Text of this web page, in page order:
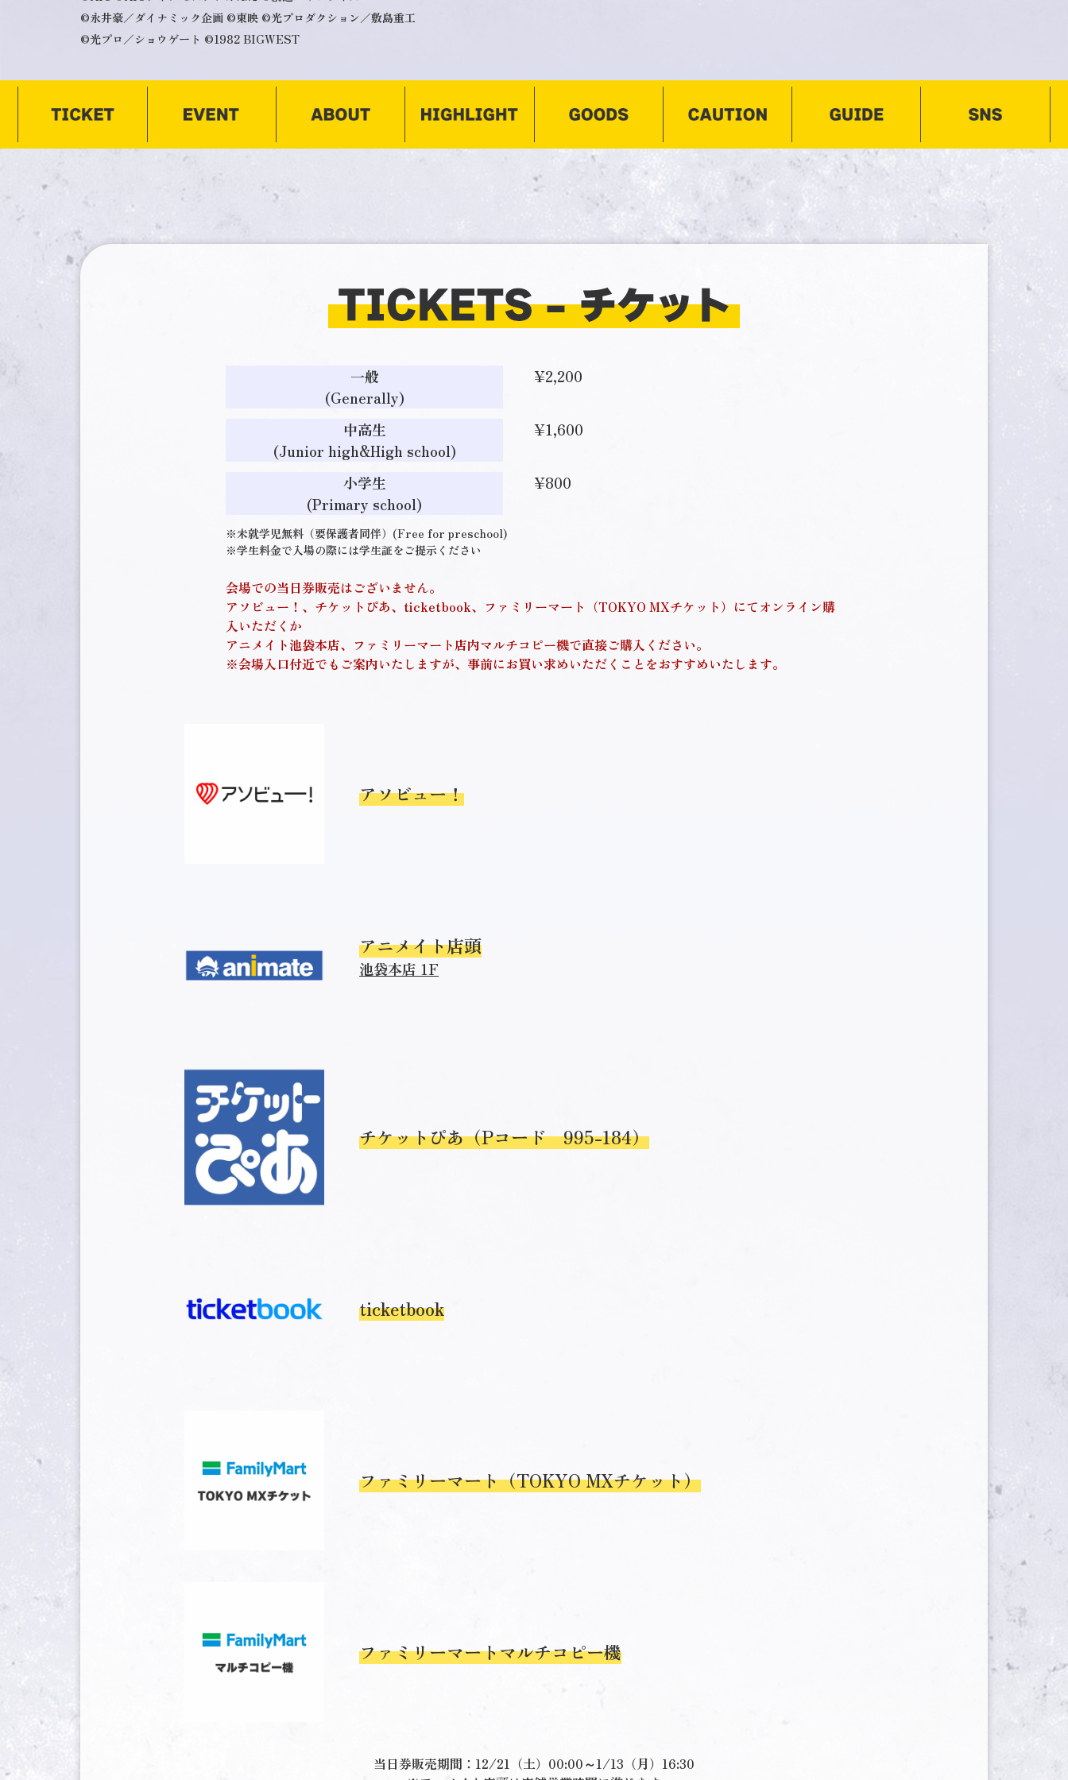
©永井豪／ダイナミック企画 ©東映 ©光プロダクション／敷島重工
©光プロ／ショウゲート ©1982 BIGWEST
一般
(Generally)
¥2,200
中高生
(Junior high&High school)
¥1,600
小学生
(Primary school)
¥800
※未就学児無料（要保護者同伴）(Free for preschool)
※学生料金で入場の際には学生証をご提示ください
会場での当日券販売はございません。
アソビュー！、チケットぴあ、ticketbook、ファミリーマート（TOKYO MXチケット）にてオンライン購
入いただくか
アニメイト池袋本店、ファミリーマート店内マルチコピー機で直接ご購入ください。
※会場入口付近でもご案内いたしますが、事前にお買い求めいただくことをおすすめいたします。
アソビュー！
アニメイト店頭
池袋本店 1F
チケットぴあ（Pコード 995-184）
ticketbook
ファミリーマート（TOKYO MXチケット）
ファミリーマートマルチコピー機
当日券販売期間： 12/21（土）00:00～1/13（月）16:30